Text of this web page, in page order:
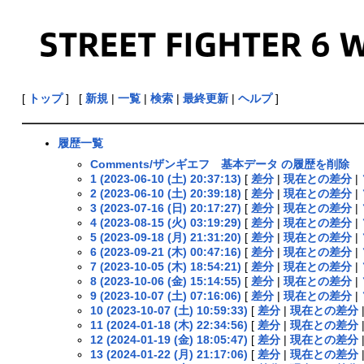
[ トップ] [ 新規| 一覧| 検索| 最終更新| ヘルプ]
履歴一覧
Comments/ザンギエフ 基本データ の履歴を削除
1 (2023-06-10 (土) 20:37:13) [ 差分| 現在との差分|
2 (2023-06-10 (土) 20:39:18) [ 差分| 現在との差分|
3 (2023-07-16 (日) 20:17:27) [ 差分| 現在との差分|
4 (2023-08-15 (火) 03:19:29) [ 差分| 現在との差分|
5 (2023-09-18 (月) 21:31:20) [ 差分| 現在との差分|
6 (2023-09-21 (木) 00:47:16) [ 差分| 現在との差分|
7 (2023-10-05 (木) 18:54:21) [ 差分| 現在との差分|
8 (2023-10-06 (金) 15:14:55) [ 差分| 現在との差分|
9 (2023-10-07 (土) 07:16:06) [ 差分| 現在との差分|
10 (2023-10-07 (土) 10:59:33) [ 差分| 現在との差分|
11 (2024-01-18 (木) 22:34:56) [ 差分| 現在との差分|
12 (2024-01-19 (金) 18:05:47) [ 差分| 現在との差分|
13 (2024-01-22 (月) 21:17:06) [ 差分| 現在との差分|